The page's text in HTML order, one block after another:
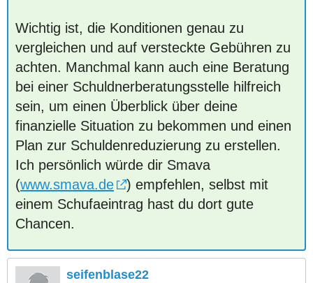
Wichtig ist, die Konditionen genau zu
vergleichen und auf versteckte Gebühren zu
achten. Manchmal kann auch eine Beratung
bei einer Schuldnerberatungsstelle hilfreich
sein, um einen Überblick über deine
finanzielle Situation zu bekommen und einen
Plan zur Schuldenreduzierung zu erstellen.
Ich persönlich würde dir Smava
(www.smava.de
) empfehlen, selbst mit
einem Schufaeintrag hast du dort gute
Chancen.
seifenblase22